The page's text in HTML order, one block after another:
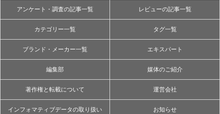
アンケート・調査の記事一覧 レビューの記事一覧
カテゴリー一覧 タグ一覧
ブランド・メーカー一覧 エキスパート
編集部 媒体のご紹介
著作権と転載について 運営会社
インフォマティブデータの取り扱い
お知らせ